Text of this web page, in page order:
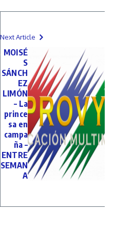
Next Article
MOISÉ
S
SÁNCH
EZ
LIMÓN
– La
prince
sa en
campa
ña –
ENTRE
SEMAN
A